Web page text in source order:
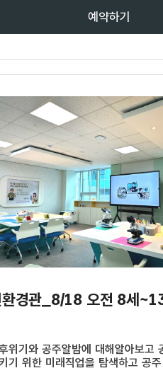
예약하기
경관_8/18 오전 8세
위기와 공주알밤에 대해알아보고
기 위한 미래직업을 탐색하고 공